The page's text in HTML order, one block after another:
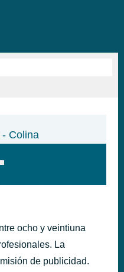
Colina
ocho y veintiuna
La
de publicidad.